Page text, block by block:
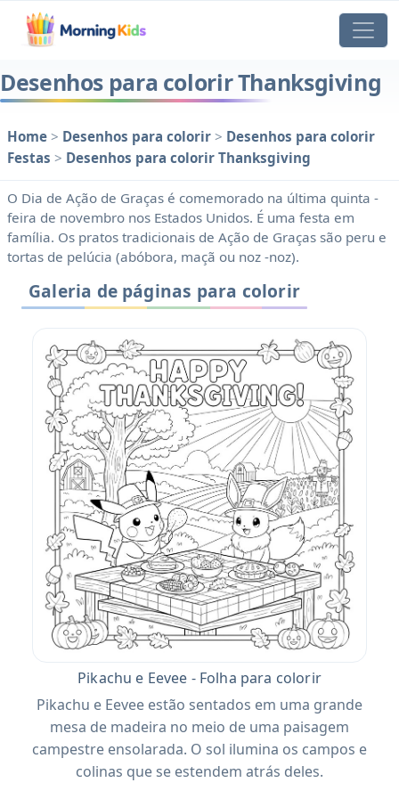
Desenhos para colorir Thanksgiving
Home > Desenhos para colorir > Desenhos para colorir
Festas > Desenhos para colorir Thanksgiving
O Dia de Ação de Graças é comemorado na última quinta -
feira de novembro nos Estados Unidos. É uma festa em
família. Os pratos tradicionais de Ação de Graças são peru e
tortas de pelúcia (abóbora, maçã ou noz -noz).
Galeria de páginas para colorir
Pikachu e Eevee - Folha para colorir
Pikachu e Eevee estão sentados em uma grande
mesa de madeira no meio de uma paisagem
campestre ensolarada. O sol ilumina os campos e
colinas que se estendem atrás deles.